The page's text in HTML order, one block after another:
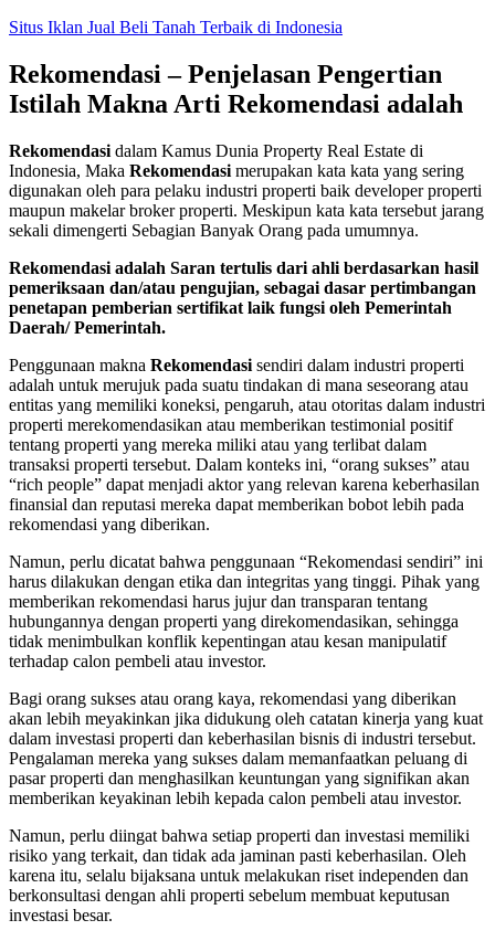
Skip
content
Situs Iklan Jual Beli Tanah Terbaik di Indonesia
Rekomendasi – Penjelasan Pengertian
Istilah Makna Arti Rekomendasi adalah
Rekomendasi dalam Kamus Dunia Property Real Estate di
Indonesia, Maka Rekomendasi merupakan kata kata yang sering
digunakan oleh para pelaku industri properti baik developer properti
maupun makelar broker properti. Meskipun kata kata tersebut jarang
sekali dimengerti Sebagian Banyak Orang pada umumnya.
Rekomendasi adalah Saran tertulis dari ahli berdasarkan hasil
pemeriksaan dan/atau pengujian, sebagai dasar pertimbangan
penetapan pemberian sertifikat laik fungsi oleh Pemerintah
Daerah/ Pemerintah.
Penggunaan makna Rekomendasi sendiri dalam industri properti
adalah untuk merujuk pada suatu tindakan di mana seseorang atau
entitas yang memiliki koneksi, pengaruh, atau otoritas dalam industri
properti merekomendasikan atau memberikan testimonial positif
tentang properti yang mereka miliki atau yang terlibat dalam
transaksi properti tersebut. Dalam konteks ini, “orang sukses” atau
“rich people” dapat menjadi aktor yang relevan karena keberhasilan
finansial dan reputasi mereka dapat memberikan bobot lebih pada
rekomendasi yang diberikan.
Namun, perlu dicatat bahwa penggunaan “Rekomendasi sendiri” ini
harus dilakukan dengan etika dan integritas yang tinggi. Pihak yang
memberikan rekomendasi harus jujur dan transparan tentang
hubungannya dengan properti yang direkomendasikan, sehingga
tidak menimbulkan konflik kepentingan atau kesan manipulatif
terhadap calon pembeli atau investor.
Bagi orang sukses atau orang kaya, rekomendasi yang diberikan
akan lebih meyakinkan jika didukung oleh catatan kinerja yang kuat
dalam investasi properti dan keberhasilan bisnis di industri tersebut.
Pengalaman mereka yang sukses dalam memanfaatkan peluang di
pasar properti dan menghasilkan keuntungan yang signifikan akan
memberikan keyakinan lebih kepada calon pembeli atau investor.
Namun, perlu diingat bahwa setiap properti dan investasi memiliki
risiko yang terkait, dan tidak ada jaminan pasti keberhasilan. Oleh
karena itu, selalu bijaksana untuk melakukan riset independen dan
berkonsultasi dengan ahli properti sebelum membuat keputusan
investasi besar.